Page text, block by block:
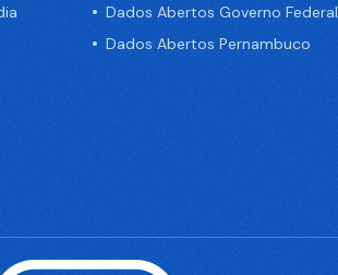
Dados Abertos Governo Federal
Dados Abertos Pernambuco